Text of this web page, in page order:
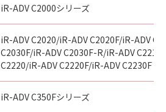
iR-ADV C2000シリーズ
iR-ADV C2020/iR-ADV C2020F/iR-ADV
C2030F/iR-ADV C2030F-R/iR-ADV
C2220/iR-ADV C2220F/iR-ADV C2230F
iR-ADV C350Fシリーズ